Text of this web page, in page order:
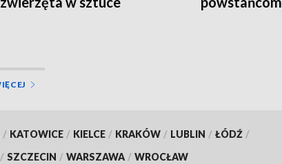
/ KATOWICE / KIELCE / KRAKÓW / LUBLIN / ŁÓDŹ /
/ SZCZECIN / WARSZAWA / WROCŁAW